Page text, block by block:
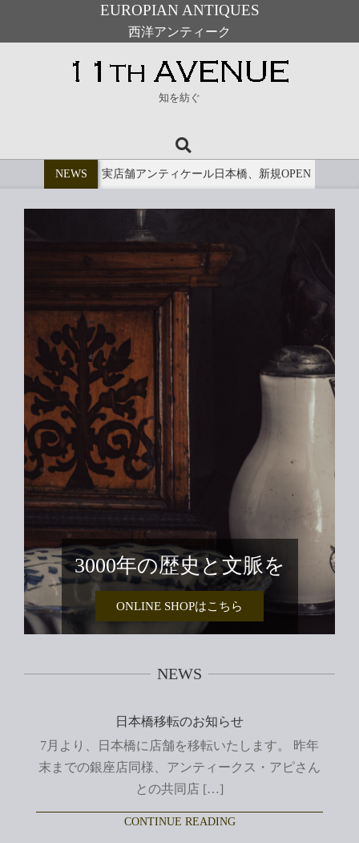
EUROPIAN ANTIQUES
西洋アンティーク
知を紡ぐ
Navigation
Search
NEWS 実店舗アンティケール日本橋、新規OPEN
3000年の歴史と文脈を
ONLINE SHOPはこちら
NEWS
日本橋移転のお知らせ
7月より、日本橋に店舗を移転いたします。 昨年
末までの銀座店同様、アンティークス・アピさん
との共同店 […]
CONTINUE READING